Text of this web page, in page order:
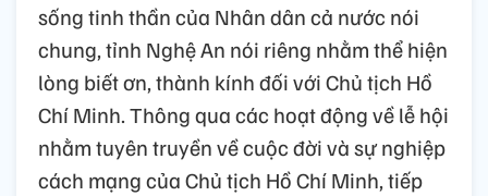
sống tinh thần của Nhân dân cả nước nói
chung, tỉnh Nghệ An nói riêng nhằm thể hiện
lòng biết ơn, thành kính đối với Chủ tịch Hồ
Chí Minh. Thông qua các hoạt động về lễ hội
nhằm tuyên truyền về cuộc đời và sự nghiệp
cách mạng của Chủ tịch Hồ Chí Minh, tiếp